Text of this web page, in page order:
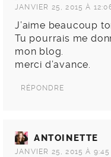
JANVIER 25, 2015 À
J’aime beaucoup
Tu pourrais me
mon blog.
merci d’avance.
RÉPONDRE
ANTOINETTE
JANVIER 25, 2015 À 9:45